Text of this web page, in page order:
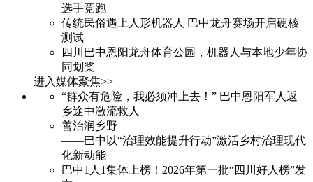
选手竞跑
传统民俗遇上人形机器人 巴中龙舟赛场开启硬核
测试
四川巴中恩阳龙舟体育公园，机器人与本地少年协
同划桨
进入媒体聚焦>>
“群众有危险，我必须冲上去！” 巴中恩阳军人返
乡途中激流救人
善治润乡野
——巴中以“治理效能提升行动”激活乡村治理现代
化新动能
巴中1人1集体上榜！2026年第一批“四川好人榜”发